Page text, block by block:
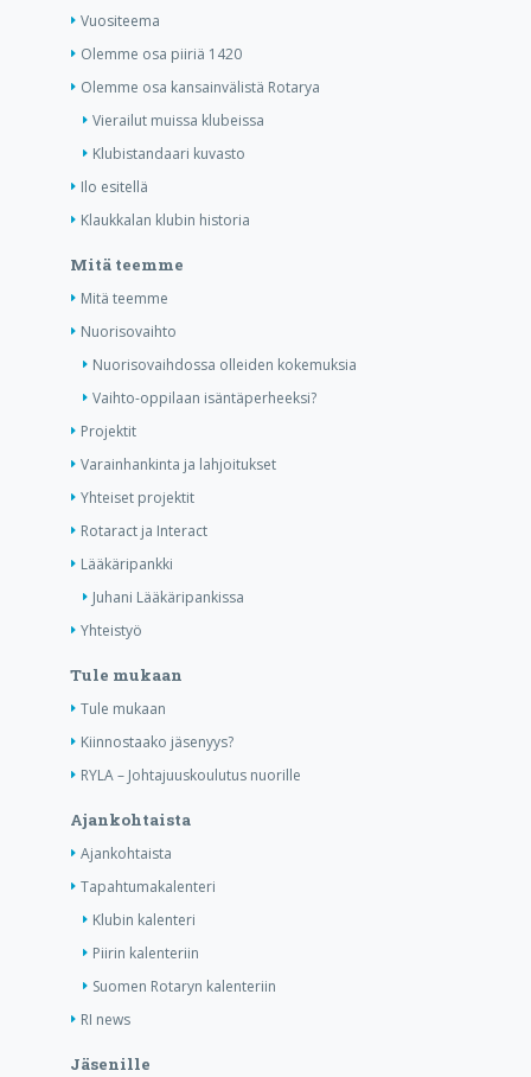
Vuositeema
Olemme osa piiriä 1420
Olemme osa kansainvälistä Rotarya
Vierailut muissa klubeissa
Klubistandaari kuvasto
Ilo esitellä
Klaukkalan klubin historia
Mitä teemme
Mitä teemme
Nuorisovaihto
Nuorisovaihdossa olleiden kokemuksia
Vaihto-oppilaan isäntäperheeksi?
Projektit
Varainhankinta ja lahjoitukset
Yhteiset projektit
Rotaract ja Interact
Lääkäripankki
Juhani Lääkäripankissa
Yhteistyö
Tule mukaan
Tule mukaan
Kiinnostaako jäsenyys?
RYLA – Johtajuuskoulutus nuorille
Ajankohtaista
Ajankohtaista
Tapahtumakalenteri
Klubin kalenteri
Piirin kalenteriin
Suomen Rotaryn kalenteriin
RI news
Jäsenille